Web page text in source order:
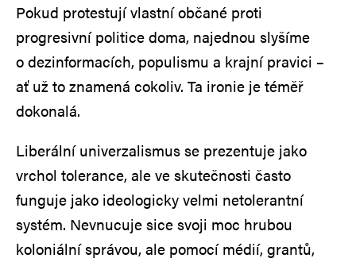
Pokud protestují vlastní občané proti
progresivní politice doma, najednou slyšíme
o dezinformacích, populismu a krajní pravici –
ať už to znamená cokoliv. Ta ironie je téměř
dokonalá.
Liberální univerzalismus se prezentuje jako
vrchol tolerance, ale ve skutečnosti často
funguje jako ideologicky velmi netolerantní
systém. Nevnucuje sice svoji moc hrubou
koloniální správou, ale pomocí médií, grantů,